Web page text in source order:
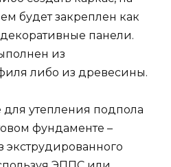
будет закреплен как
декоративные панели.
из
либо из древесины.
утепления подпола
фундаменте –
экструдированного